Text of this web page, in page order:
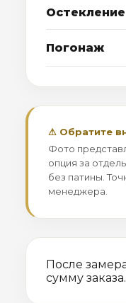
Остекление
Погонаж
⚠ Обратите
Фото
опция за
без патины.
менеджера.
После
сумму заказа.